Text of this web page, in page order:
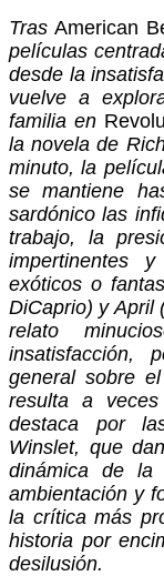
TrasAmerican
películas
desde la
vuelve a
familia en
la novela de
minuto, la
se mantiene
sardónico las
trabajo, la
impertinentes
exóticos o
DiCaprio) y April
relato
insatisfacción,
general sobre
resulta a
destaca por
Winslet, que
dinámica de la
ambientación y
la crítica más
historia por
desilusión.